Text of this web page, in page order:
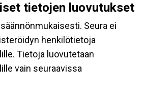
tietojen luovutukset
Seura ei
henkilötietoja
Tietoja luovutetaan
vain seuraavissa